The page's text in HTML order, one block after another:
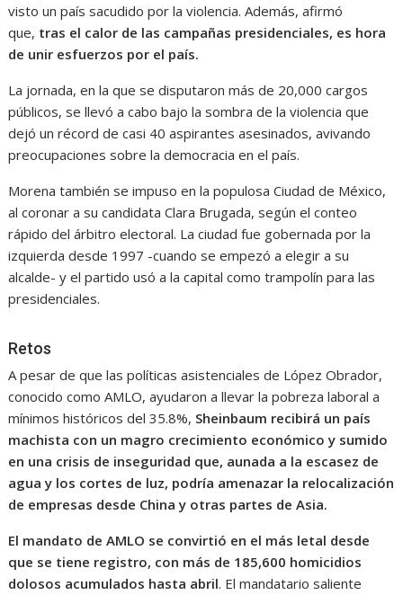
visto un país sacudido por la violencia. Además, afirmó
que, tras el calor de las campañas presidenciales, es hora
de unir esfuerzos por el país.
La jornada, en la que se disputaron más de 20,000 cargos
públicos, se llevó a cabo bajo la sombra de la violencia que
dejó un récord de casi 40 aspirantes asesinados, avivando
preocupaciones sobre la democracia en el país.
Morena también se impuso en la populosa Ciudad de México,
al coronar a su candidata Clara Brugada, según el conteo
rápido del árbitro electoral. La ciudad fue gobernada por la
izquierda desde 1997 -cuando se empezó a elegir a su
alcalde- y el partido usó a la capital como trampolín para las
presidenciales.
Retos
A pesar de que las políticas asistenciales de López Obrador,
conocido como AMLO, ayudaron a llevar la pobreza laboral a
mínimos históricos del 35.8%, Sheinbaum recibirá un país
machista con un magro crecimiento económico y sumido
en una crisis de inseguridad que, aunada a la escasez de
agua y los cortes de luz, podría amenazar la relocalización
de empresas desde China y otras partes de Asia.
El mandato de AMLO se convirtió en el más letal desde
que se tiene registro, con más de 185,600 homicidios
dolosos acumulados hasta abril. El mandatario saliente